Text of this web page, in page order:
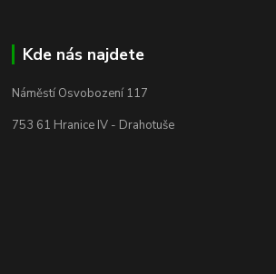
Kde nás najdete
Náměstí Osvobození 117
753 61 Hranice IV - Drahotuše